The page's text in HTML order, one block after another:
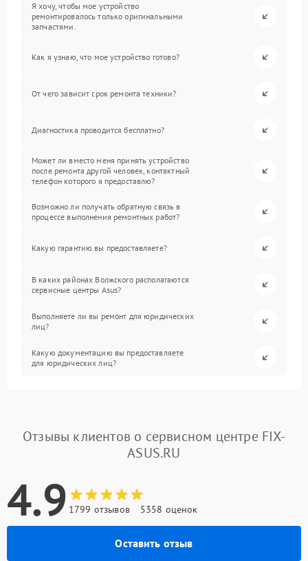
Я хочу, чтобы мое устройство
ремонтировалось только оригинальными
запчастями.
Как я узнаю, что мое устройство готово?
От чего зависит срок ремонта техники?
Диагностика проводится бесплатно?
Может ли вместо меня принять устройство
после ремонта другой человек, контактный
телефон которого я предоставлю?
Возможно ли получать обратную связь в
процессе выполнения ремонтных работ?
Какую гарантию вы предоставляете?
В каких районах Волжского располагаются
сервисные центры Asus?
Выполняете ли вы ремонт для юридических
лиц?
Какую документацию вы предоставляете
для юридических лиц?
Отзывы клиентов о сервисном центре FIX-
ASUS.RU
4.9 1799 отзывов 5358 оценок
Оставить отзыв